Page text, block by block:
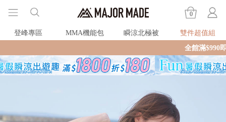
0
登峰專區 MMA機能包 瞬涼北極被
雙件超值組
全館滿$990即享免運🛒現貨商